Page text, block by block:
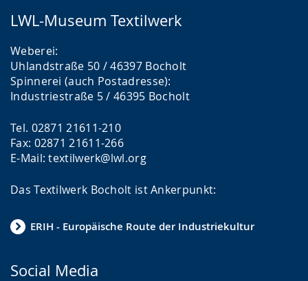
LWL-Museum Textilwerk
Weberei:
Uhlandstraße 50 / 46397 Bocholt
Spinnerei (auch Postadresse):
Industriestraße 5 / 46395 Bocholt
Tel. 02871 21611-210
Fax: 02871 21611-266
E-Mail: textilwerk@lwl.org
Das Textilwerk Bocholt ist Ankerpunkt:
ERIH - Europäische Route der Industriekultur
Social Media